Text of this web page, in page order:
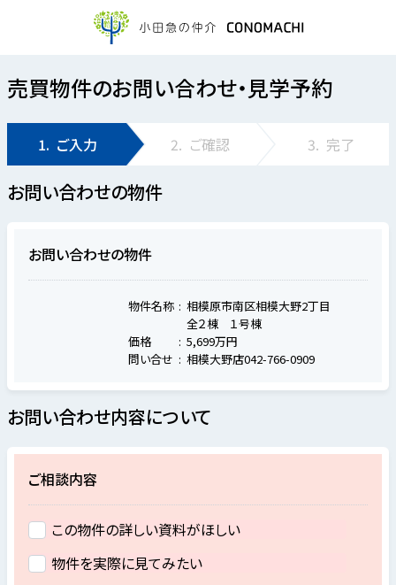
売買物件のお問い合わせ・見学予約
1. ご入力 2. ご確認 3. 完了
お問い合わせの物件
お問い合わせの物件
物件名称
相模原市南区相模大野2丁目
全２棟 １号棟
価格
5,699万円
問い合せ
相模大野店042-766-0909
お問い合わせ内容について
ご相談内容
この物件の詳しい資料がほしい
物件を実際に見てみたい